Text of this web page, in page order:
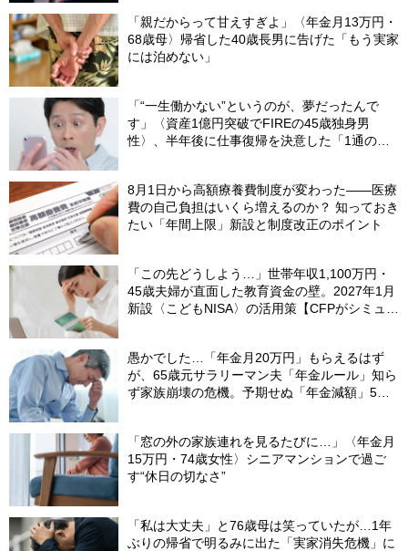
「親だからって甘えすぎよ」〈年金月13万円・
68歳母〉帰省した40歳長男に告げた「もう実家
には泊めない」
「“一生働かない”というのが、夢だったんで
す」〈資産1億円突破でFIREの45歳独身男
性〉、半年後に仕事復帰を決意した「1通の通
8月1日から高額療養費制度が変わった――医療
費の自己負担はいくら増えるのか？ 知っておき
たい「年間上限」新設と制度改正のポイント
「この先どうしよう…」世帯年収1,100万円・
45歳夫婦が直面した教育資金の壁。2027年1月
新設〈こどもNISA〉の活用策【CFPがシミュレ
愚かでした…「年金月20万円」もらえるはず
が、65歳元サラリーマン夫「年金ルール」知ら
ず家族崩壊の危機。予期せぬ「年金減額」5つ
「窓の外の家族連れを見るたびに…」〈年金月
15万円・74歳女性〉シニアマンションで過ご
す“休日の切なさ”
「私は大丈夫」と76歳母は笑っていたが…1年
ぶりの帰省で明るみに出た「実家消失危機」に